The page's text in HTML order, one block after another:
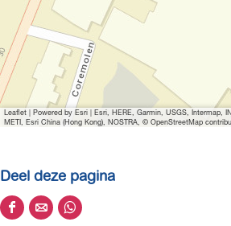
Leaflet | Powered by Esri | Esri, HERE, Garmin, USGS, Intermap,
METI, Esri China (Hong Kong), NOSTRA, © OpenStreetMap
Deel deze pagina
D
D
D